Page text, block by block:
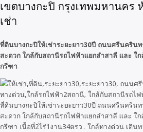
เขตบางกะปิ กรุงเทพมหานคร
เช่า
ที่ดินบางกะปิให้เช่าระยะยาว30ปี ถนนศรีนคริน
สะดวก ใกล้กับสถานีรถไฟฟ้าแยกลำสาลี และ ใ
กรีฑา
ที่ดินบางกะปิให้เช่าระยะยาว30ปี ถนนศรีนคริน
สะดวก ใกล้กับสถานีรถไฟฟ้าแยกลำสาลี และ ใ
กรีฑา เนื้อที่2ไร่1งาน34ตรว . ใกล้ทางด่วน เดิน